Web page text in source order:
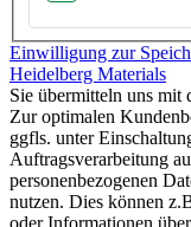
Einwilligung zur
Heidelberg Materials
Sie übermitteln uns mit
Zur optimalen
ggfls. unter
Auftragsverarbeitung
personenbezogenen
nutzen. Dies können